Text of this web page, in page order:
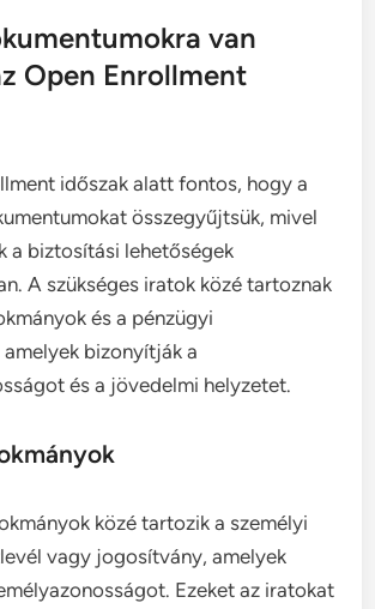
van
Open Enrollment
időszak alatt fontos, hogy a
összegyűjtsük, mivel
a biztosítási lehetőségek
A szükséges iratok közé tartoznak
és a pénzügyi
bizonyítják a
és a jövedelmi helyzetet.
közé tartozik a személyi
vagy jogosítvány, amelyek
Ezeket az iratokat